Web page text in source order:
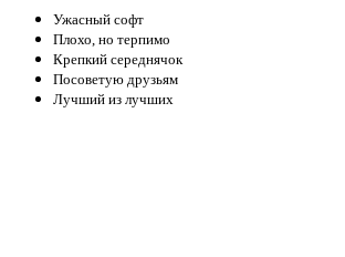
Ужасный софт
Плохо, но терпимо
Крепкий середнячок
Посоветую друзьям
Лучший из лучших